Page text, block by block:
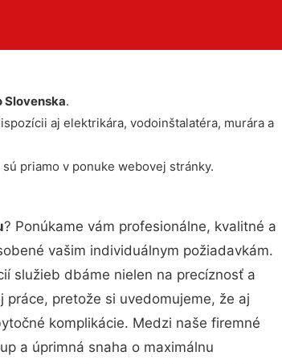
Slovenska.
aj elektrikára, vodoinštalatéra, murára a
priamo v ponuke webovej stránky.
? Ponúkame vám profesionálne, kvalitné a
vašim individuálnym požiadavkám.
služieb dbáme nielen na precíznosť a
pretože si uvedomujeme, že aj
komplikácie. Medzi naše firemné
a úprimná snaha o maximálnu